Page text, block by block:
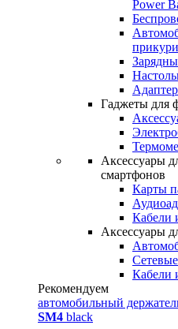
Power
Гаджеты для
Аксессуары
смартфонов
Карты
Кабели
Аксессуары
Кабели
Рекомендуем
автомобильный
SM4 black